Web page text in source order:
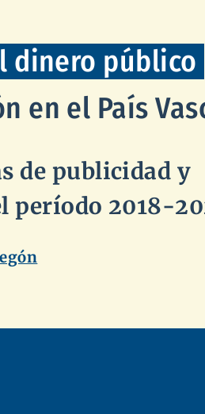
dinero público
en el País
de publicidad y
período 2018⁠-⁠